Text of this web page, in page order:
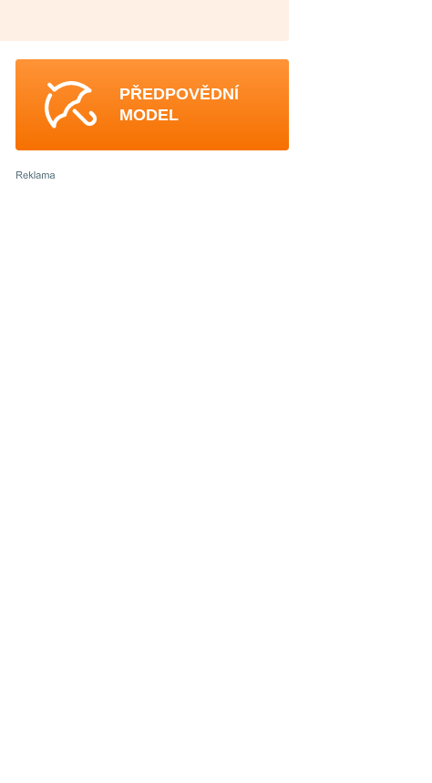
PŘEDPOVĚDNÍ
MODEL